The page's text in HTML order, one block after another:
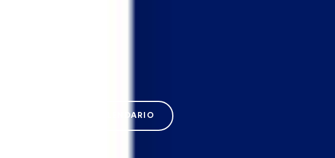
AGENDAR EN EL CALENDARIO